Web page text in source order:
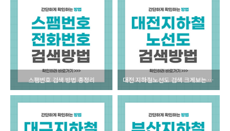
스팸번호 검색 방법 총정리 대전 지하철노선도 검색 크게보는 방법